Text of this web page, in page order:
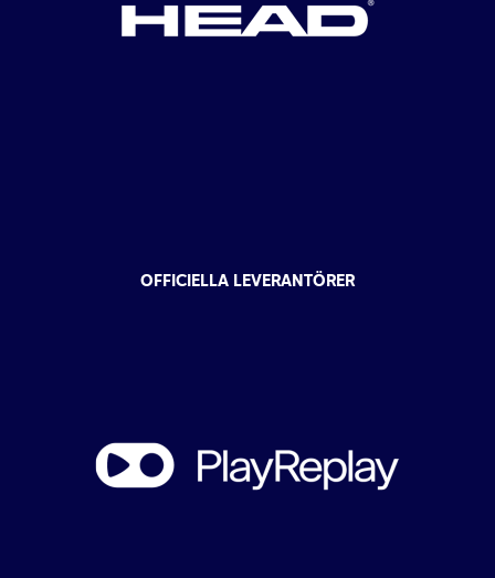
OFFICIELLA LEVERANTÖRER